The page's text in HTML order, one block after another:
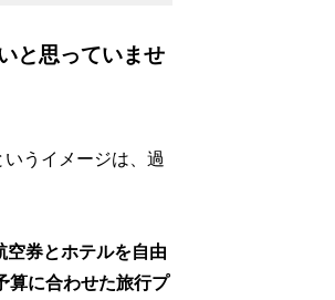
と思っていませ
うイメージは、過
空券とホテルを自由
算に合わせた旅行プ